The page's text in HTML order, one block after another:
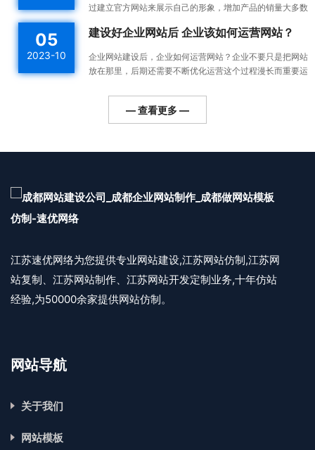
过建立官方网站来展示自己的形象，增加产品的销量大多数
一件...
05
2023-10
建设好企业网站后 企业该如何运营网站？
企业网站建设后，企业如何运营网站？企业不要只是把网站
放在那里，后期还需要不断优化运营这个过程漫长而重要运
助更...
— 查看更多 —
江苏速优网络为您提供专业网站建设,江苏网站仿制,江苏网
站复制、江苏网站制作、江苏网站开发定制业务,十年仿站
经验,为50000余家提供网站仿制。
网站导航
关于我们
网站模板